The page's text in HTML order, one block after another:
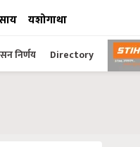
यशोगाथा
निर्णय Directory